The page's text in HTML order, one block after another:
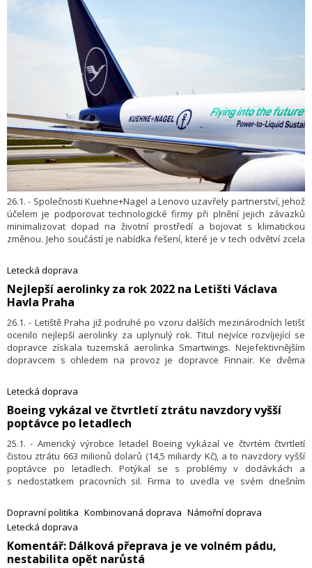
26.1. - Společnosti Kuehne+Nagel a Lenovo uzavřely partnerství, jehož
účelem je podporovat technologické firmy při plnění jejich závazků
minimalizovat dopad na životní prostředí a bojovat s klimatickou
změnou. Jeho součástí je nabídka řešení, které je v tech odvětví zcela
vybavení zvolit možnost přepravy s využitím udržitelných leteckých
paliv SAF. Ta jsou vyráběna ze zemědělských plodin a jejich použití
umožňuje snižovat emise skleníkových plynů.
Letecká doprava
Nejlepší aerolinky za rok 2022 na Letišti Václava
Havla Praha
26.1. - Letiště Praha již podruhé po vzoru dalších mezinárodních letišť
ocenilo nejlepší aerolinky za uplynulý rok. Titul nejvíce rozvíjející se
dopravce získala tuzemská aerolinka Smartwings. Nejefektivnějším
dopravcem s ohledem na provoz je dopravce Finnair. Ke dvěma
dopravce, který získala aerolinka easyJet. Ocenění získala také
aerolinka Emirates za nejlepší využití marketingové podpory ve
spolupráci s Letištěm Praha.
Letecká doprava
Boeing vykázal ve čtvrtletí ztrátu navzdory vyšší
poptávce po letadlech
25.1. - Americký výrobce letadel Boeing vykázal ve čtvrtém čtvrtletí
čistou ztrátu 663 milionů dolarů (14,5 miliardy Kč), a to navzdory vyšší
poptávce po letadlech. Potýkal se s problémy v dodávkách a
s nedostatkem pracovních sil. Firma to uvedla ve svém dnešním
letecké dopravy, která byla jedním z nejvíce postižených odvětví
během pandemie covidu-19.
Dopravní politika Kombinovaná doprava Námořní doprava
Letecká doprava
​Komentář: Dálková přeprava je ve volném pádu,
nestabilita opět narůstá